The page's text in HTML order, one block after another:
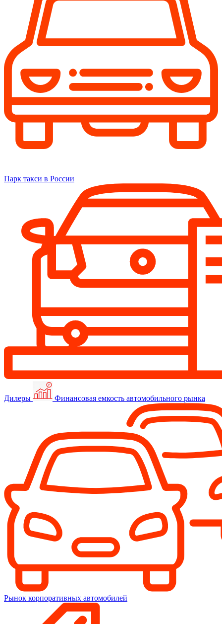
Парк такси в России
Дилеры Финансовая емкость автомобильного рынка
Рынок корпоративных автомобилей